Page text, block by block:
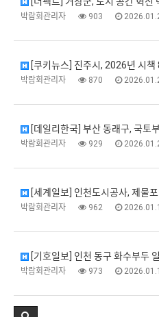
박람회관리자 903
[쿠키뉴스] 진주시, 2026년 시책
박람회관리자 870
[데일리한국] 부산 동래구, 국토
박람회관리자 929
[세계일보] 인천도시공사, 제물
박람회관리자 962
[기호일보] 인천 동구 화수부두
박람회관리자 973